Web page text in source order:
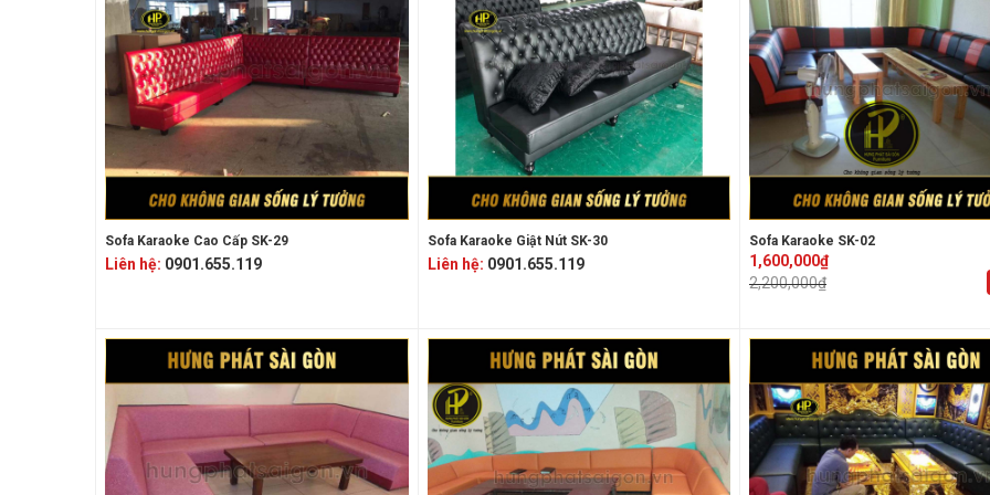
Sofa Karaoke Cao Cấp SK-29
Liên hệ: 0901.655.119
Sofa Karaoke Giật Nút SK-30
Liên hệ: 0901.655.119
Sofa Karaoke SK-02
2,200,000₫
Original
price
was:
1,600,000₫
Current
price
is: